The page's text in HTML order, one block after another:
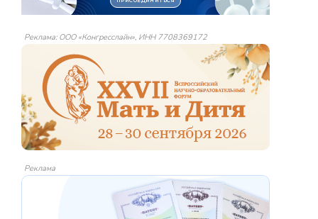
Реклама: ООО «Конгресслайн», ИНН 7708369172
Реклама